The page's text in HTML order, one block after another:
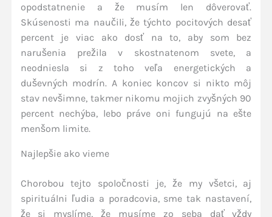
opodstatnenie a že musím len dôverovať.
Skúsenosti ma naučili, že týchto pocitových desať
percent je viac ako dosť na to, aby som bez
narušenia prežila v skostnatenom svete, a
neodniesla si z toho veľa energetických a
duševných modrín. A koniec koncov si nikto môj
stav nevšimne, takmer nikomu mojich zvyšných 90
percent nechýba, lebo práve oni fungujú na ešte
menšom limite.
Najlepšie ako vieme
Chorobou tejto spoločnosti je, že my všetci, aj
spirituálni ľudia a poradcovia, sme tak nastavení,
že si myslíme, že musíme zo seba dať vždy